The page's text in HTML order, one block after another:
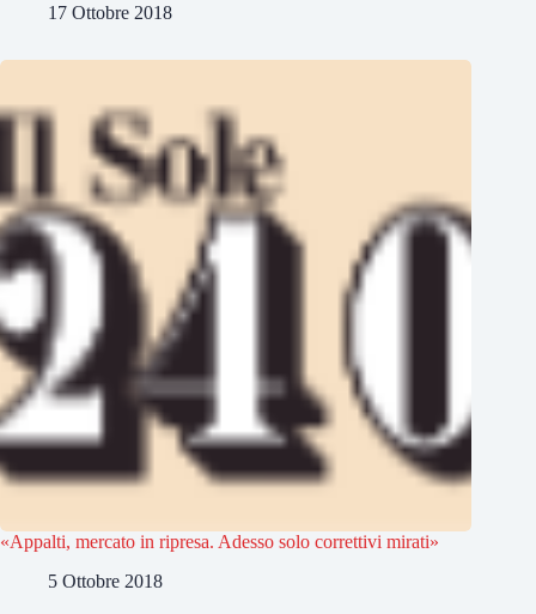
17 Ottobre 2018
«Appalti, mercato in ripresa. Adesso solo correttivi mirati»
5 Ottobre 2018